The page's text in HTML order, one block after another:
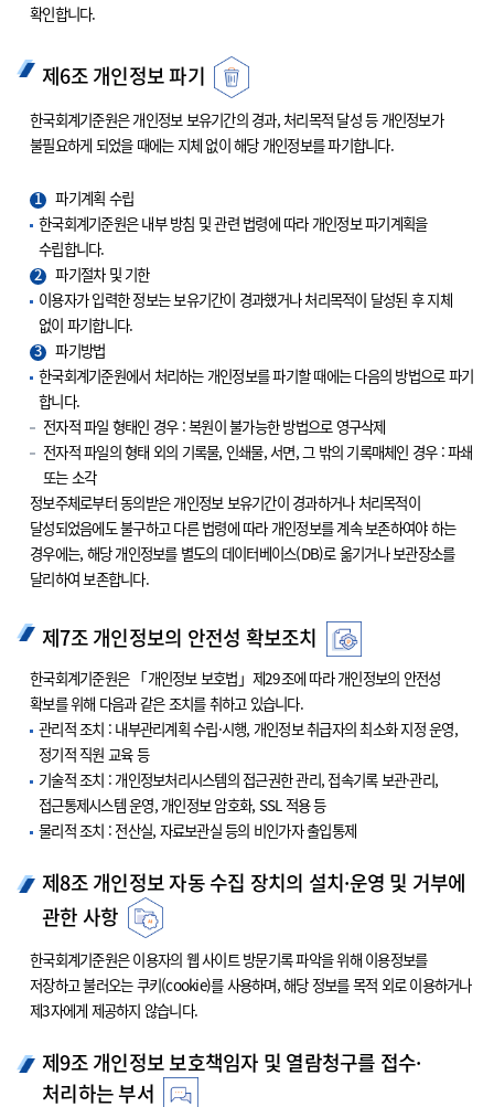
확인합니다.
제6조 개인정보 파기
한국회계기준원은 개인정보 보유기간의 경과, 처리목적 달성 등 개인정보가
불필요하게 되었을 때에는 지체 없이 해당 개인정보를 파기합니다.
1
파기계획 수립
한국회계기준원은 내부 방침 및 관련 법령에 따라 개인정보 파기계획을
수립합니다.
2
파기절차 및 기한
이용자가 입력한 정보는 보유기간이 경과했거나 처리목적이 달성된 후 지체
없이 파기합니다.
3
파기방법
한국회계기준원에서 처리하는 개인정보를 파기할 때에는 다음의 방법으로 파기
합니다.
전자적 파일 형태인 경우 : 복원이 불가능한 방법으로 영구삭제
전자적 파일의 형태 외의 기록물, 인쇄물, 서면, 그 밖의 기록매체인 경우 : 파쇄
또는 소각
정보주체로부터 동의받은 개인정보 보유기간이 경과하거나 처리목적이
달성되었음에도 불구하고 다른 법령에 따라 개인정보를 계속 보존하여야 하는
경우에는, 해당 개인정보를 별도의 데이터베이스(DB)로 옮기거나 보관장소를
달리하여 보존합니다.
제7조 개인정보의 안전성 확보조치
한국회계기준원은 「개인정보 보호법」제29조에 따라 개인정보의 안전성
확보를 위해 다음과 같은 조치를 취하고 있습니다.
관리적 조치 : 내부관리계획 수립·시행, 개인정보 취급자의 최소화 지정 운영,
정기적 직원 교육 등
기술적 조치 : 개인정보처리시스템의 접근권한 관리, 접속기록 보관·관리,
접근통제시스템 운영, 개인정보 암호화, SSL 적용 등
물리적 조치 : 전산실, 자료보관실 등의 비인가자 출입통제
제8조 개인정보 자동 수집 장치의 설치·운영 및 거부에
관한 사항
한국회계기준원은 이용자의 웹 사이트 방문기록 파악을 위해 이용정보를
저장하고 불러오는 쿠키(cookie)를 사용하며, 해당 정보를 목적 외로 이용하거나
제3자에게 제공하지 않습니다.
제9조 개인정보 보호책임자 및 열람청구를 접수·
처리하는 부서